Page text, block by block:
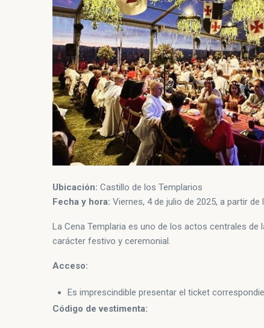
Ubicación: Castillo de los Templarios
Fecha y hora: Viernes, 4 de julio de 2025, a partir de
La Cena Templaria es uno de los actos centrales de
carácter festivo y ceremonial.
Acceso:
Es imprescindible presentar el ticket
Código de vestimenta: